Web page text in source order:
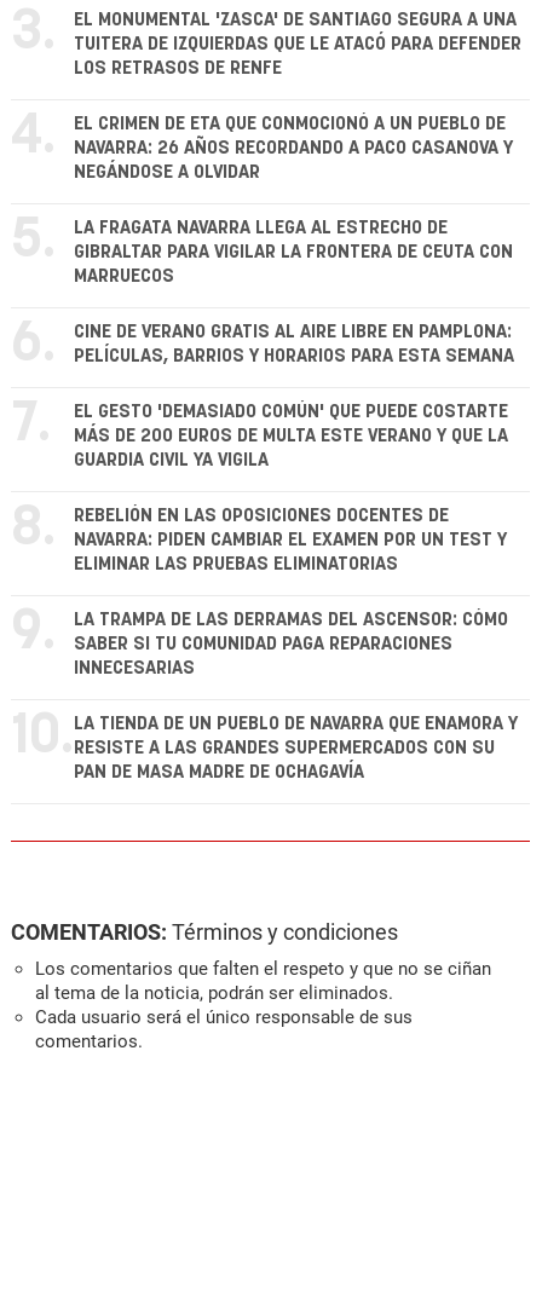
3.
EL MONUMENTAL 'ZASCA' DE SANTIAGO SEGURA A UNA
TUITERA DE IZQUIERDAS QUE LE ATACÓ PARA DEFENDER
LOS RETRASOS DE RENFE
4.
EL CRIMEN DE ETA QUE CONMOCIONÓ A UN PUEBLO DE
NAVARRA: 26 AÑOS RECORDANDO A PACO CASANOVA Y
NEGÁNDOSE A OLVIDAR
5.
LA FRAGATA NAVARRA LLEGA AL ESTRECHO DE
GIBRALTAR PARA VIGILAR LA FRONTERA DE CEUTA CON
MARRUECOS
6.
CINE DE VERANO GRATIS AL AIRE LIBRE EN PAMPLONA:
PELÍCULAS, BARRIOS Y HORARIOS PARA ESTA SEMANA
7.
EL GESTO 'DEMASIADO COMÚN' QUE PUEDE COSTARTE
MÁS DE 200 EUROS DE MULTA ESTE VERANO Y QUE LA
GUARDIA CIVIL YA VIGILA
8.
REBELIÓN EN LAS OPOSICIONES DOCENTES DE
NAVARRA: PIDEN CAMBIAR EL EXAMEN POR UN TEST Y
ELIMINAR LAS PRUEBAS ELIMINATORIAS
9.
LA TRAMPA DE LAS DERRAMAS DEL ASCENSOR: CÓMO
SABER SI TU COMUNIDAD PAGA REPARACIONES
INNECESARIAS
10. LA TIENDA DE UN PUEBLO DE NAVARRA QUE ENAMORA Y
RESISTE A LAS GRANDES SUPERMERCADOS CON SU
PAN DE MASA MADRE DE OCHAGAVÍA
COMENTARIOS: Términos y condiciones
Los comentarios que falten el respeto y que no se ciñan
al tema de la noticia, podrán ser eliminados.
Cada usuario será el único responsable de sus
comentarios.